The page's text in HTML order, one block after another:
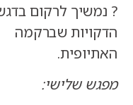
לרקום בדגש על
שברקמה
שלישי: